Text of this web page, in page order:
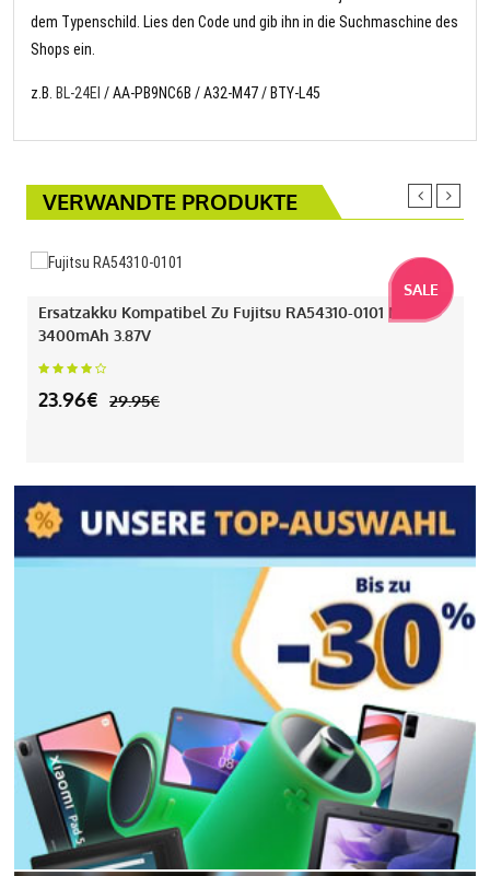
dem Typenschild. Lies den Code und gib ihn in die Suchmaschine des
Shops ein.
z.B. BL-24EI / AA-PB9NC6B / A32-M47 / BTY-L45
VERWANDTE PRODUKTE
SALE
Ersatzakku Kompatibel Zu Fujitsu RA54310-0101 Mit
3400mAh 3.87V
23.96€ 29.95€